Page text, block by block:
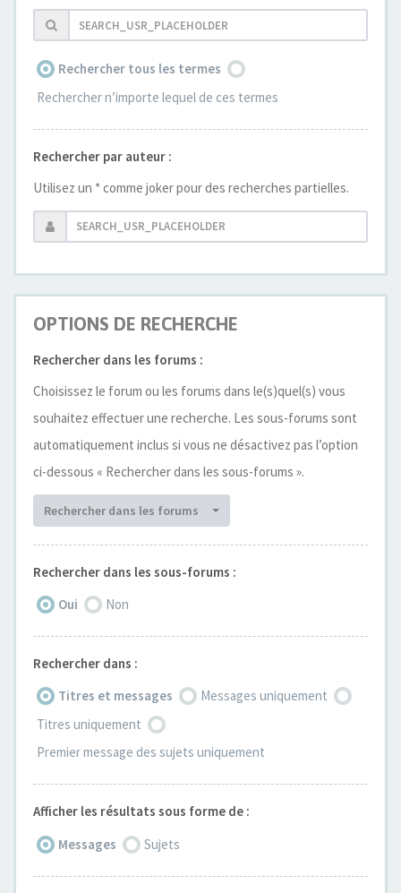
Rechercher tous les termes
Rechercher n’importe lequel de ces termes
Rechercher par auteur :
Utilisez un * comme joker pour des recherches partielles.
OPTIONS DE RECHERCHE
Rechercher dans les forums :
Choisissez le forum ou les forums dans le(s)quel(s) vous
souhaitez effectuer une recherche. Les sous-forums sont
automatiquement inclus si vous ne désactivez pas l’option
ci-dessous « Rechercher dans les sous-forums ».
Rechercher dans les forums
Rechercher dans les sous-forums :
Oui
Non
Rechercher dans :
Titres et messages
Messages uniquement
Titres uniquement
Premier message des sujets uniquement
Afficher les résultats sous forme de :
Messages
Sujets